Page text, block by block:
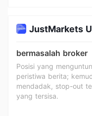
Dino
MAP
JustMarkets
bermasalah broker
Posisi yang
peristiwa berita;
mendadak, stop-out
yang tersisa.